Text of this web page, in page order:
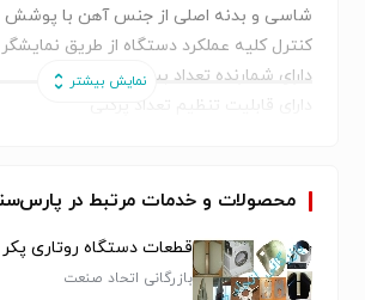
شاسی و بدنه اصلی از جنس آهن با پوشش
کنترل کلیه عملکرد دستگاه از طریق نمایشگر
دارای شمارنده تعداد بسته های پر شده
دارای قابلیت تنظیم تعداد پرکنی
دارای دو هاپر توزین مواد، با عملکرد
مجهز به دریچه تخلیه سریع مواد با عملکرد
دارای کیسه‌گیر اتوماتیک با عملکرد
محصولات و خدمات مرتبط در
قطعات دستگاه روتاری پکر
بازرگانی اتحاد صنعت